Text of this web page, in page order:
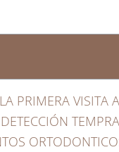
PRIMERA VISITA